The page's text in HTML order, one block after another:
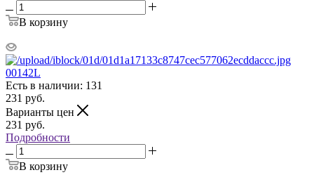
В корзину
00142L
Есть в наличии: 131
231 руб.
Варианты цен
231 руб.
Подробности
В корзину